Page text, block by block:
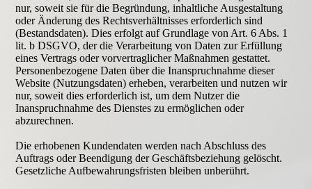
nur, soweit sie für die Begründung, inhaltliche Ausgestaltung
oder Änderung des Rechtsverhältnisses erforderlich sind
(Bestandsdaten). Dies erfolgt auf Grundlage von Art. 6 Abs. 1
lit. b DSGVO, der die Verarbeitung von Daten zur Erfüllung
eines Vertrags oder vorvertraglicher Maßnahmen gestattet.
Personenbezogene Daten über die Inanspruchnahme dieser
Website (Nutzungsdaten) erheben, verarbeiten und nutzen wir
nur, soweit dies erforderlich ist, um dem Nutzer die
Inanspruchnahme des Dienstes zu ermöglichen oder
abzurechnen.
Die erhobenen Kundendaten werden nach Abschluss des
Auftrags oder Beendigung der Geschäftsbeziehung gelöscht.
Gesetzliche Aufbewahrungsfristen bleiben unberührt.